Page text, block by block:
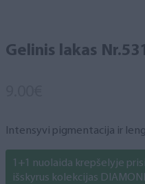
Gelinis lakas
Intensyvi pigmentacija ir
1+1 nuolaida krepšelyje
išskyrus kolekcijas DIAMOND